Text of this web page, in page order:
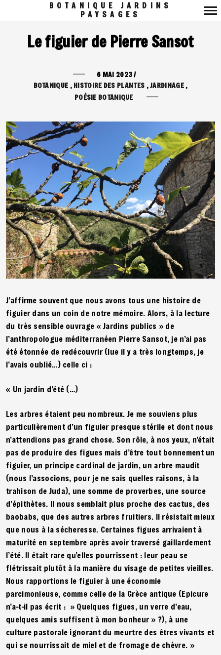
principale
BOTANIQUE JARDINS
PAYSAGES
Le figuier de Pierre Sansot
6 MAI 2023/
BOTANIQUE
HISTOIRE DES PLANTES JARDINAGE
POÉSIE BOTANIQUE
J’affirme souvent que nous avons tous une histoire de
figuier dans un coin de notre mémoire. Alors, à la lecture
du très sensible ouvrage « Jardins publics » de
l’anthropologue méditerranéen Pierre Sansot, je n’ai pas
été étonnée de redécouvrir (lue il y a très longtemps, je
l’avais oublié…) celle ci :
« Un jardin d’été (…)
Les arbres étaient peu nombreux. Je me souviens plus
particulièrement d’un figuier presque stérile et dont nous
n’attendions pas grand chose. Son rôle, à nos yeux, n’était
pas de produire des figues mais d’être tout bonnement un
figuier, un principe cardinal de jardin, un arbre maudit
(nous l’associons, pour je ne sais quelles raisons, à la
trahison de Juda), une somme de proverbes, une source
d’épithètes. Il nous semblait plus proche des cactus, des
baobabs, que des autres arbres fruitiers. Il résistait mieux
que nous à la sécheresse. Certaines figues arrivaient à
maturité en septembre après avoir traversé gaillardement
l’été. Il était rare qu’elles pourrissent : leur peau se
flétrissait plutôt à la manière du visage de petites vieilles.
Nous rapportions le figuier à une économie
parcimonieuse, comme celle de la Grèce antique (Epicure
n’a-t-il pas écrit : » Quelques figues, un verre d’eau,
quelques amis suffisent à mon bonheur » ?), à une
culture pastorale ignorant du meurtre des êtres vivants et
qui se nourrissait de miel et de fromage de chèvre. »